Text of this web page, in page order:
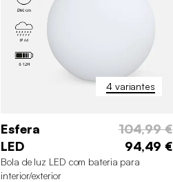
4 variantes
Esfera
LED
104,99 €
94,49 €
Bola de luz LED com bateria para
interior/exterior